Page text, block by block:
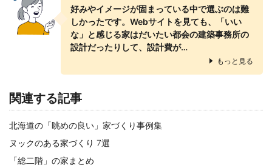
好みやイメージが固まっている中で選ぶのは難
しかったです。Webサイトを見ても、「いい
な」と感じる家はだいたい都会の建築事務所の
設計だったりして、設計費が…
もっと見る
関連する記事
北海道の「眺めの良い」家づくり事例集
ヌックのある家づくり 7選
「総二階」の家まとめ